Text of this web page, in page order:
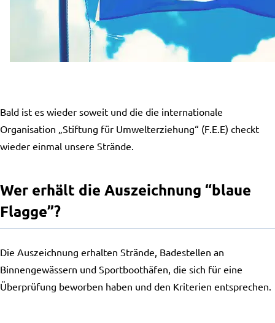
Bald ist es wieder soweit und die die internationale
Organisation „Stiftung für Umwelterziehung“ (F.E.E) checkt
wieder einmal unsere Strände.
Wer erhält die Auszeichnung “blaue
Flagge”?
Die Auszeichnung erhalten Strände, Badestellen an
Binnengewässern und Sportboothäfen, die sich für eine
Überprüfung beworben haben und den Kriterien entsprechen.